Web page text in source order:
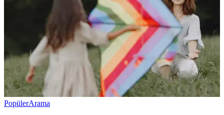
PopülerArama